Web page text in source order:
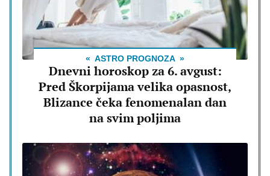
ASTRO PROGNOZA
Dnevni horoskop za 6. avgust:
Pred Škorpijama velika opasnost,
Blizance čeka fenomenalan dan
na svim poljima